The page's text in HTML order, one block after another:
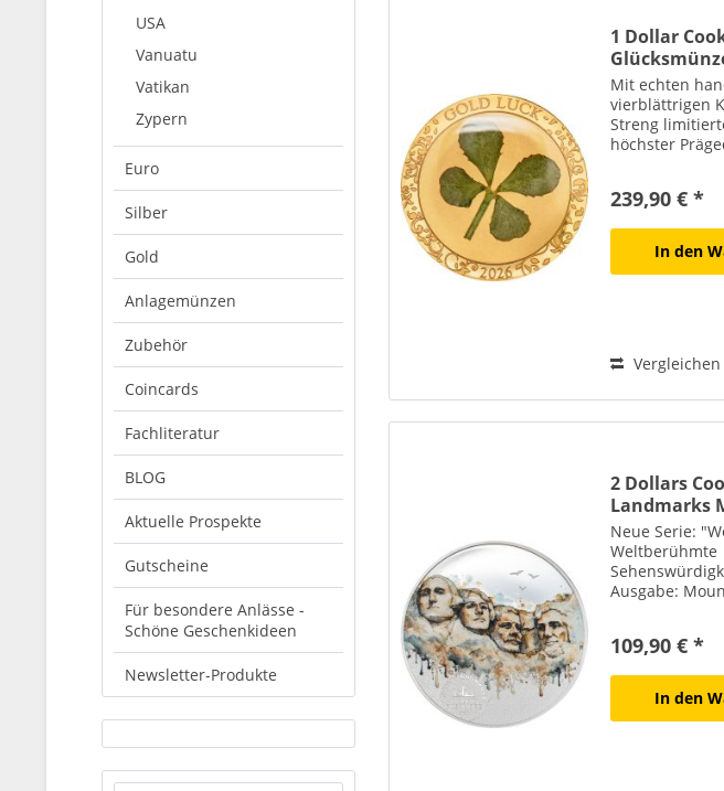
USA
Vanuatu
Vatikan
Zypern
Euro
Silber
Gold
Anlagemünzen
Zubehör
Coincards
Fachliteratur
BLOG
Aktuelle Prospekte
Gutscheine
Für besondere Anlässe -
Schöne Geschenkideen
Newsletter-Produkte
1 Dollar
Mit echten
vierblättrigen
Streng
höchster
239,90 € *
In den
Vergleichen
2 Dollars
Landmarks
Neue Serie:
Weltberühmte
Ausgabe:
mit
South...
109,90 € *
In den